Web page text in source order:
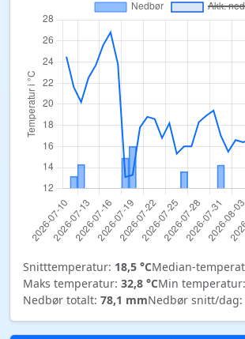
Snitttemperatur: 18,5 °CMedian-
Maks temperatur: 32,8 °CMin temperatur:
Nedbør totalt: 78,1 mmNedbør snitt/dag: